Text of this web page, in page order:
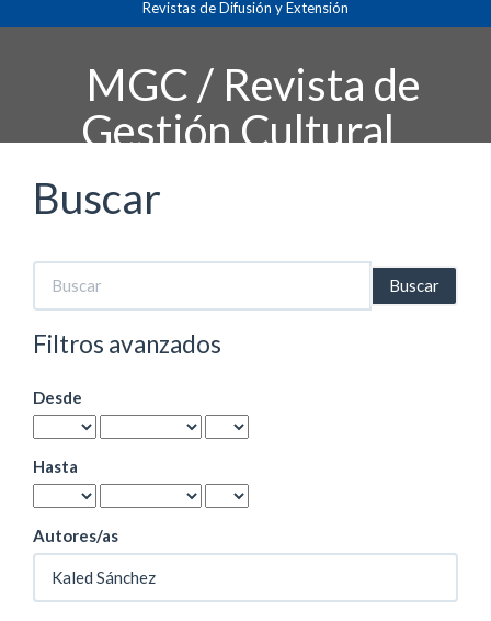
principal
principal
lateral
Revistas de Difusión y Extensión
MGC / Revista de
Gestión Cultural
Buscar
Buscar
artículos
por
Filtros avanzados
Desde
Hasta
Autores/as